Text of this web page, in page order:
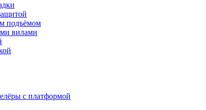
подъёмом
вилами
с платформой